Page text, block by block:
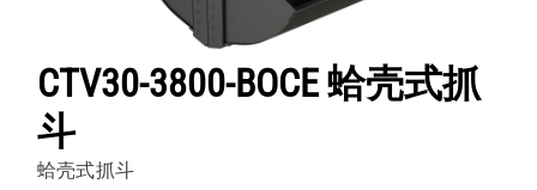
CTV30-3800-BOCE 蛤壳式抓
斗
蛤壳式抓斗